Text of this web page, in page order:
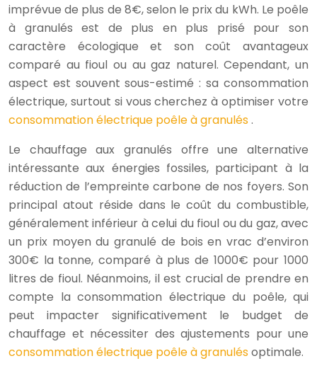
imprévue de plus de 8€, selon le prix du kWh. Le poêle
à granulés est de plus en plus prisé pour son
caractère écologique et son coût avantageux
comparé au fioul ou au gaz naturel. Cependant, un
aspect est souvent sous-estimé : sa consommation
électrique, surtout si vous cherchez à optimiser votre
consommation électrique poêle à granulés.
Le chauffage aux granulés offre une alternative
intéressante aux énergies fossiles, participant à la
réduction de l’empreinte carbone de nos foyers. Son
principal atout réside dans le coût du combustible,
généralement inférieur à celui du fioul ou du gaz, avec
un prix moyen du granulé de bois en vrac d’environ
300€ la tonne, comparé à plus de 1000€ pour 1000
litres de fioul. Néanmoins, il est crucial de prendre en
compte la consommation électrique du poêle, qui
peut impacter significativement le budget de
chauffage et nécessiter des ajustements pour une
consommation électrique poêle à granulésoptimale.